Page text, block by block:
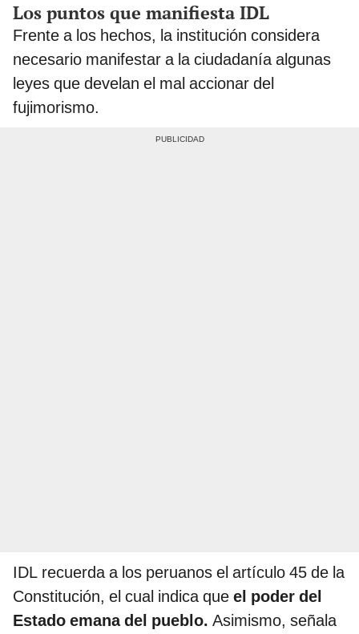
Los puntos que manifiesta IDL
Frente a los hechos, la institución considera
necesario manifestar a la ciudadanía algunas
leyes que develan el mal accionar del
fujimorismo.
IDL recuerda a los peruanos el artículo 45 de la
Constitución, el cual indica que el poder del
Estado emana del pueblo. Asimismo, señala